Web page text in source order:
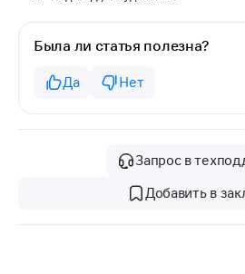
Была ли статья полезна?
Да Нет
Запрос в
Добавить в